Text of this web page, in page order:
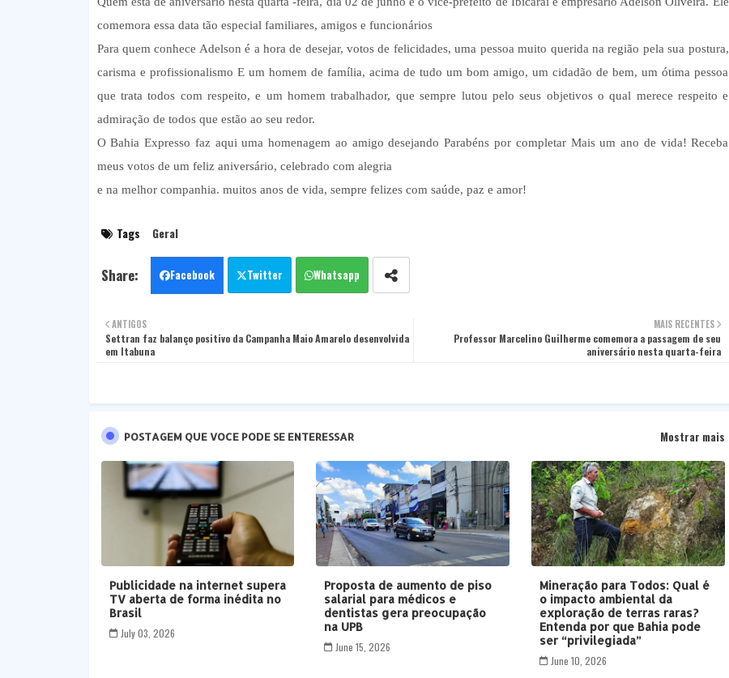
comemora essa data tão especial familiares, amigos e funcionários
Para quem conhece Adelson é a hora de desejar, votos de felicidades, uma pessoa muito querida na região pela sua postura,
carisma e profissionalismo E um homem de família, acima de tudo um bom amigo, um cidadão de bem, um ótima pessoa
que trata todos com respeito, e um homem trabalhador, que sempre lutou pelo seus objetivos o qual merece respeito e
admiração de todos que estão ao seu redor.
O Bahia Expresso faz aqui uma homenagem ao amigo desejando Parabéns por completar Mais um ano de vida! Receba
meus votos de um feliz aniversário, celebrado com alegria
e na melhor companhia. muitos anos de vida, sempre felizes com saúde, paz e amor!
Tags Geral
Facebook Twitter Whatsapp
MAIS RECENTES
Professor Marcelino Guilherme comemora a passagem de seu
aniversário nesta quarta-feira
ANTIGOS
Settran faz balanço positivo da Campanha Maio Amarelo desenvolvida
em Itabuna
POSTAGEM QUE VOCE PODE SE ENTERESSAR Mostrar mais
Publicidade na internet supera
TV aberta de forma inédita no
Brasil
July 03, 2026
Proposta de aumento de piso
salarial para médicos e
dentistas gera preocupação
na UPB
June 15, 2026
Mineração para Todos: Qual é
o impacto ambiental da
exploração de terras raras?
Entenda por que Bahia pode
ser “privilegiada”
June 10, 2026